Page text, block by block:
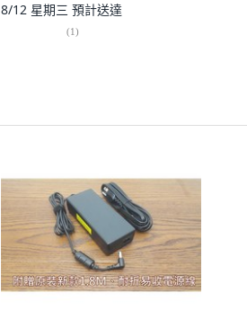
8/12 星期三 預計送達
(1)